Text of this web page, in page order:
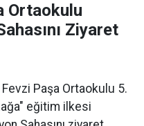
Ortaokulu
Ziyaret
Fevzi Paşa Ortaokulu 5.
eğitim ilkesi